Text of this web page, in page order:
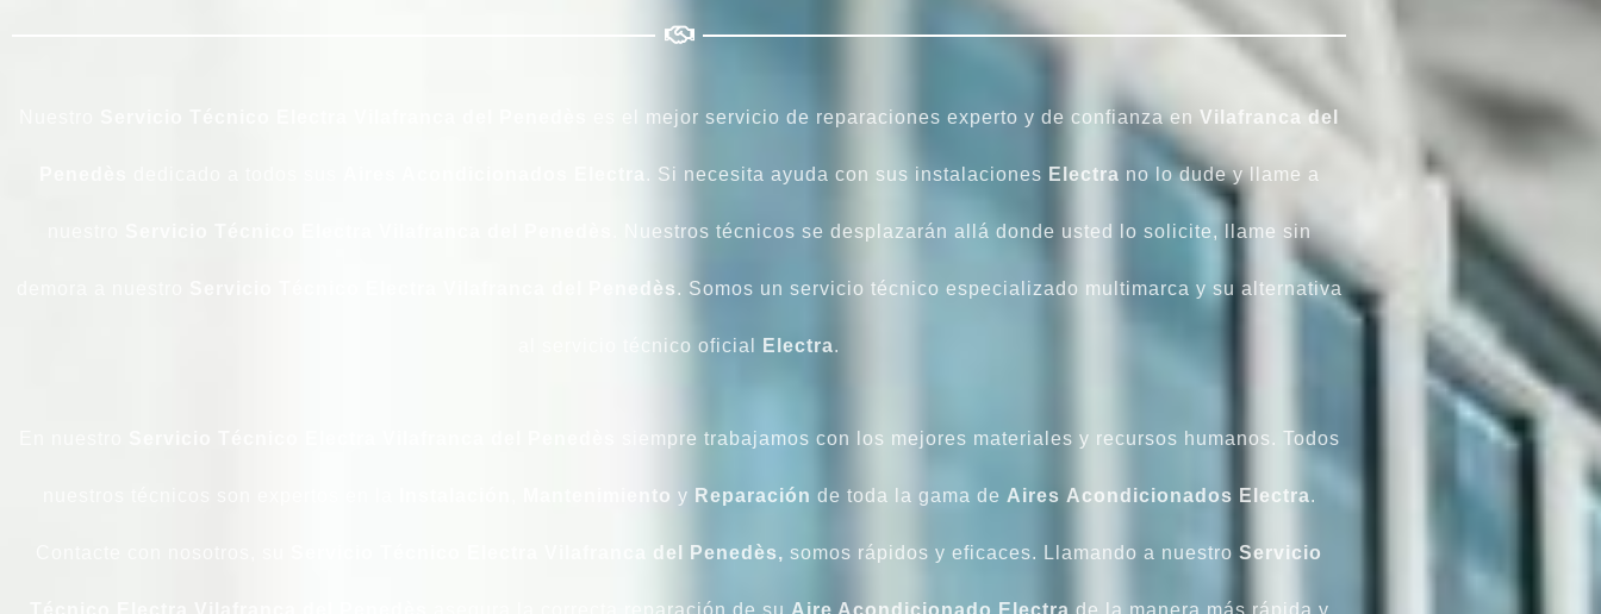
es el mejor servicio de reparaciones experto y de confianza en Vilafranca del
Aires Acondicionados Electra . Si necesita ayuda con sus instalaciones Electra no lo dude y llame a
. Nuestros técnicos se desplazarán allá donde usted lo solicite, llame sin
Servicio Técnico Electra Vilafranca del Penedès. Somos un servicio técnico especializado multimarca y su alternativa
al servicio técnico oficial Electra.
siempre trabajamos con los mejores materiales y recursos humanos. Todos
Mantenimiento y Reparación de toda la gama de Aires Acondicionados Electra.
Servicio Técnico Electra Vilafranca del Penedès, somos rápidos y eficaces. Llamando a nuestro Servicio
asegura la correcta reparación de su Aire Acondicionado Electra de la manera más rápida y